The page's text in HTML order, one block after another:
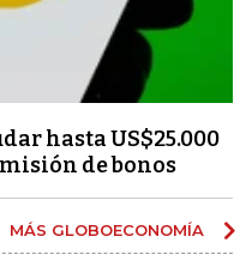
hasta US$25.000
de bonos
MÁS GLOBOECONOMÍA